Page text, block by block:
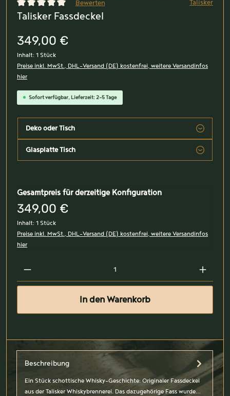
Durchschnittliche Bewertung von 0 von 5 Sternen
Bewerten Talisker
Talisker Fassdeckel
349,00 €
Inhalt: 1 Stück
Preise inkl. MwSt., DHL-Versand (DE) kostenfrei, weitere Versandinfos
hier
Sofort verfügbar, Lieferzeit: 2-5 Tage
Deko oder Tisch
Glasplatte Tisch
Gesamtpreis für derzeitige Konfiguration
349,00 €
Inhalt: 1 Stück
Preise inkl. MwSt., DHL-Versand (DE) kostenfrei, weitere Versandinfos
hier
In den Warenkorb
Beschreibung
Ein Stück schottische Whisky-Geschichte: Originaler Fassdeckel
aus der Talisker Whiskybrennerei. Das dazugehörige Fass wurde…